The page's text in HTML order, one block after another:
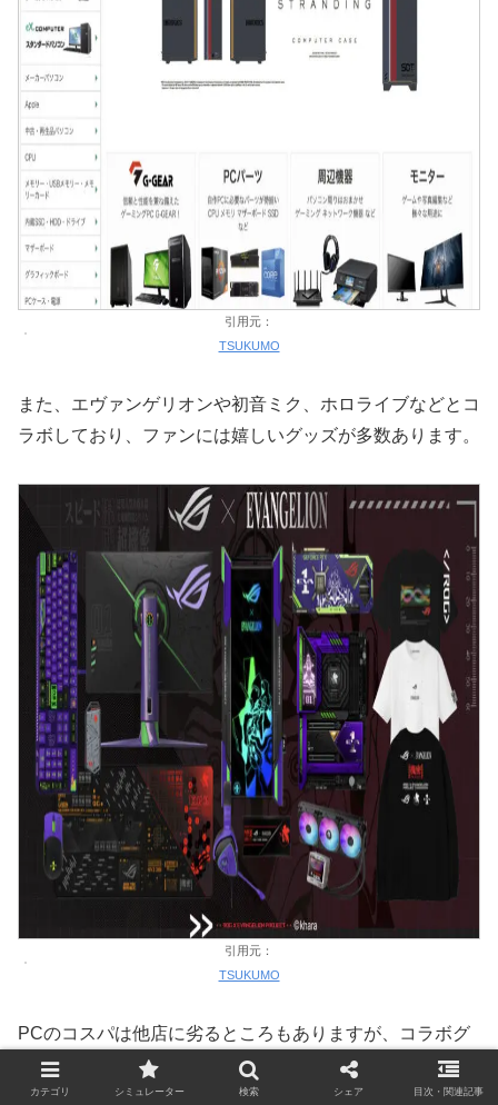
引用元：
TSUKUMO
また、エヴァンゲリオンや初音ミク、ホロライブなどとコ
ラボしており、ファンには嬉しいグッズが多数あります。
引用元：
TSUKUMO
PCのコスパは他店に劣るところもありますが、コラボグ
ッズは優秀なので定期的に確認しておきたいメーカーで
す。
カテゴリ シミュレーター 検索 シェア 目次・関連記事